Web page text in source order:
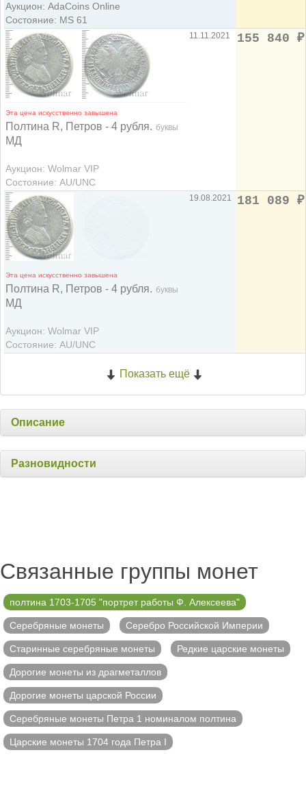
Аукцион: AdaCoins Online
Состояние: MS 61
Эта цена искусственно завышена
Полтина R, Петров - 4 рубля. буквы
МД
Аукцион: Wolmar VIP
Состояние: AU/UNC
11.11.2021 155 840 ₽
Эта цена искусственно завышена
Полтина R, Петров - 4 рубля. буквы
МД
Аукцион: Wolmar VIP
Состояние: AU/UNC
19.08.2021 181 089 ₽
Показать ещё
Описание
Разновидности
Связанные группы монет
полтина 1703-1705 "портрет работы Ф. Алексеева"
Серебряные монеты Серебро Российской Империи
Старинные серебряные монеты Редкие царские монеты
Дорогие монеты из драгметаллов
Дорогие монеты царской России
Серебряные монеты Петра 1 номиналом полтина
Царские монеты 1704 года Петра I